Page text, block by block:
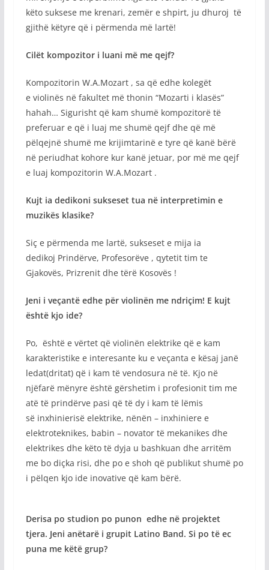
këto suksese me krenari, zemër e shpirt, ju dhuroj të
gjithë këtyre që i përmenda më lartë!
Cilët kompozitor i luani më me qejf?
Kompozitorin W.A.Mozart , sa që edhe kolegët
e violinës në fakultet më thonin “Mozarti i klasës”
hahah… Sigurisht që kam shumë kompozitorë të
preferuar e që i luaj me shumë qejf dhe që më
pëlqejnë shumë me krijimtarinë e tyre që kanë bërë
në periudhat kohore kur kanë jetuar, por më me qejf
e luaj kompozitorin W.A.Mozart .
Kujt ia dedikoni sukseset tua në interpretimin e
muzikës klasike?
Siç e përmenda me lartë, sukseset e mija ia
dedikoj Prindërve, Profesorëve , qytetit tim te
Gjakovës, Prizrenit dhe tërë Kosovës !
Jeni i veçantë edhe për violinën me ndriçim! E kujt
është kjo ide?
Po, është e vërtet që violinën elektrike që e kam
karakteristike e interesante ku e veçanta e kësaj janë
ledat(dritat) që i kam të vendosura në të. Kjo në
njëfarë mënyre është gërshetim i profesionit tim me
atë të prindërve pasi që të dy i kam të lëmis
së inxhinierisë elektrike, nënën – inxhiniere e
elektroteknikes, babin – novator të mekanikes dhe
elektrikes dhe këto të dyja u bashkuan dhe arritëm
me bo diçka risi, dhe po e shoh që publikut shumë po
i pëlqen kjo ide inovative që kam bërë.
Derisa po studion po punon edhe në projektet
tjera. Jeni anëtarë i grupit Latino Band. Si po të ec
puna me këtë grup?